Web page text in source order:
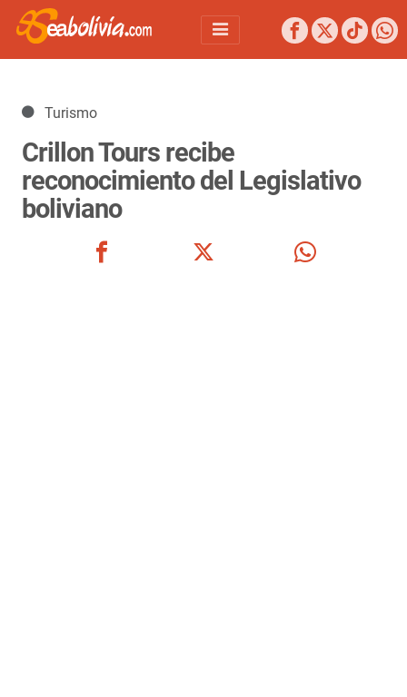
Detalles
Turismo
Crillon Tours recibe
reconocimiento del Legislativo
boliviano